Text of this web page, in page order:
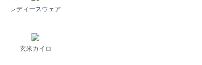
レディースウェア
玄米カイロ